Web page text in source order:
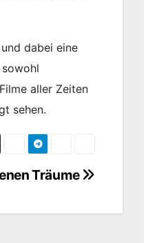
dabei eine
aller Zeiten
sehen.
Träume